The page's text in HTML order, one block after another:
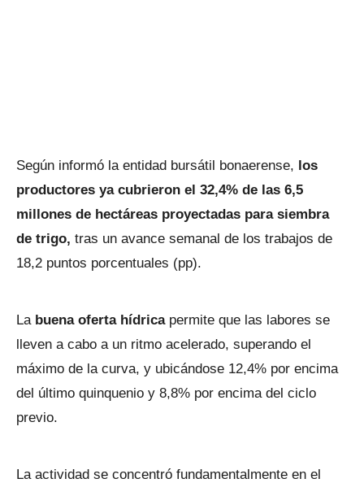
Según informó la entidad bursátil bonaerense, los
productores ya cubrieron el 32,4% de las 6,5
millones de hectáreas proyectadas para siembra
de trigo, tras un avance semanal de los trabajos de
18,2 puntos porcentuales (pp).
La buena oferta hídricapermite que las labores se
lleven a cabo a un ritmo acelerado, superando el
máximo de la curva, y ubicándose 12,4% por encima
del último quinquenio y 8,8% por encima del ciclo
previo.
La actividad se concentró fundamentalmente en el